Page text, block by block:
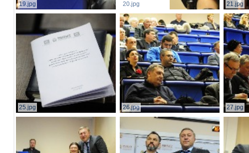
19.jpg 20.jpg 21.jpg
25.jpg 26.jpg 27.jpg